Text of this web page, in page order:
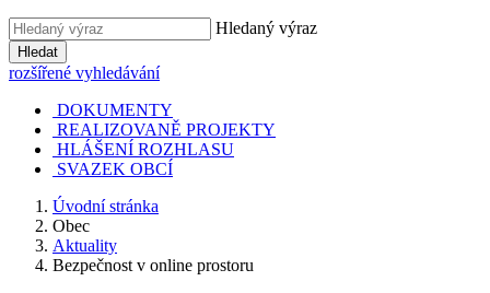
Hledaný výraz
Hledat
rozšířené vyhledávání
DOKUMENTY
REALIZOVANĚ PROJEKTY
HLÁŠENÍ ROZHLASU
SVAZEK OBCÍ
Úvodní stránka
Obec
Aktuality
Bezpečnost v online prostoru